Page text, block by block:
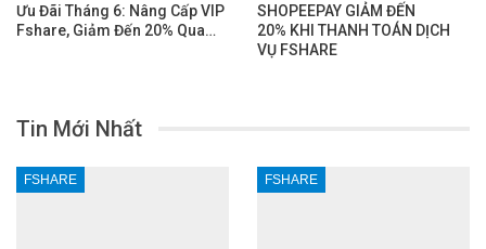
Ưu Đãi Tháng 6: Nâng Cấp VIP
Fshare, Giảm Đến 20% Qua…
SHOPEEPAY GIẢM ĐẾN
20% KHI THANH TOÁN DỊCH
VỤ FSHARE
Tin Mới Nhất
FSHARE FSHARE